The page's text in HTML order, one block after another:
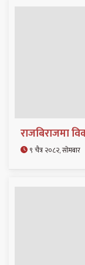
राजबिराजमा
९ चैत्र २०८२, सोमबार